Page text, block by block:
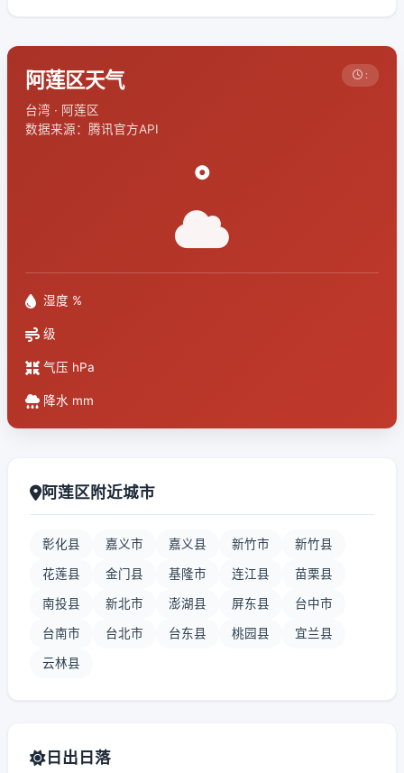
阿莲区天气
台湾 · 阿莲区
数据来源：腾讯官方API
:
°
湿度 %
级
气压 hPa
降水 mm
阿莲区附近城市
彰化县 嘉义市 嘉义县 新竹市 新竹县
花莲县 金门县 基隆市 连江县 苗栗县
南投县 新北市 澎湖县 屏东县 台中市
台南市 台北市 台东县 桃园县 宜兰县
云林县
日出日落